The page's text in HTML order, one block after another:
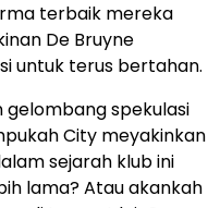
terbaik mereka
De Bruyne
untuk terus bertahan.
gelombang spekulasi
City meyakinkan
sejarah klub ini
lama? Atau akankah